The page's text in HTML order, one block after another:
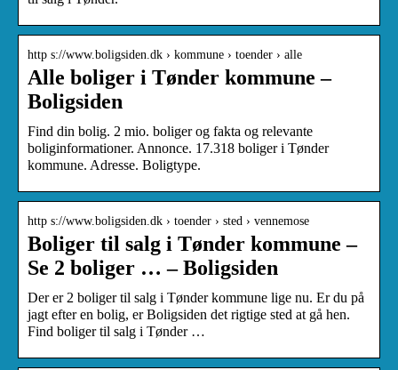
http s://www.boligsiden.dk › kommune › toender › alle
Alle boliger i Tønder kommune –
Boligsiden
Find din bolig. 2 mio. boliger og fakta og relevante
boliginformationer. Annonce. 17.318 boliger i Tønder
kommune. Adresse. Boligtype.
http s://www.boligsiden.dk › toender › sted › vennemose
Boliger til salg i Tønder kommune –
Se 2 boliger … – Boligsiden
Der er 2 boliger til salg i Tønder kommune lige nu. Er du på
jagt efter en bolig, er Boligsiden det rigtige sted at gå hen.
Find boliger til salg i Tønder …